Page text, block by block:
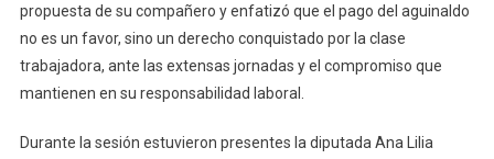
propuesta de su compañero y enfatizó que el pago del aguinaldo
no es un favor, sino un derecho conquistado por la clase
trabajadora, ante las extensas jornadas y el compromiso que
mantienen en su responsabilidad laboral.
Durante la sesión estuvieron presentes la diputada Ana Lilia